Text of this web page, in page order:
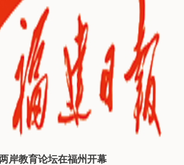
岸教育论坛在福州开幕